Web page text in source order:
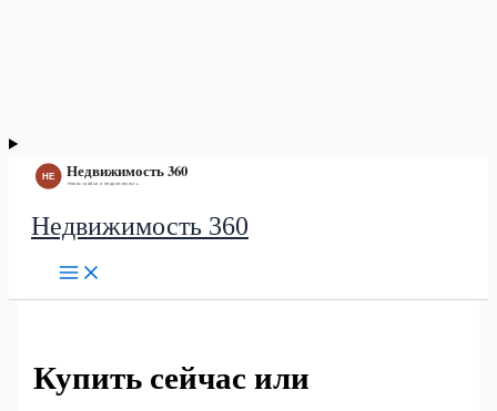
Недвижимость 360
Купить сейчас или